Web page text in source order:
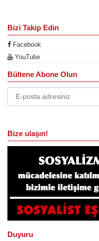
Bizi Takip Edin
Facebook
YouTube
Bültene Abone Olun
Bize ulaşın!
Duyuru